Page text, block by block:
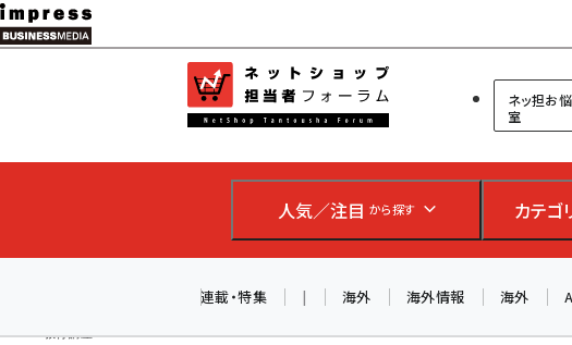
メ
イ
ン
ツ
移
教育講座
ネットショップ担当者
ネッ担お
室
人気／注目 から探す カテゴ
連載・特集 | 海外 海外情報 海外
お知らせ
AIが買い
アルペ
8/26（水